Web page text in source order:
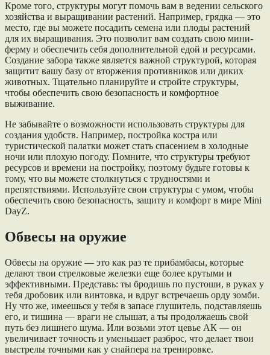
Кроме того, структуры могут помочь вам в ведении сельского
хозяйства и выращивании растений. Например, грядка — это
место, где вы можете посадить семена или плоды растений
для их выращивания. Это позволит вам создать свою мини-
ферму и обеспечить себя дополнительной едой и ресурсами.
Создание забора также является важной структурой, которая
защитит вашу базу от вторжения противников или диких
животных. Тщательно планируйте и стройте структуры,
чтобы обеспечить свою безопасность и комфортное
выживание.
Не забывайте о возможности использовать структуры для
создания удобств. Например, постройка костра или
туристической палатки может стать спасением в холодные
ночи или плохую погоду. Помните, что структуры требуют
ресурсов и времени на постройку, поэтому будьте готовы к
тому, что вы можете столкнуться с трудностями и
препятствиями. Используйте свои структуры с умом, чтобы
обеспечить свою безопасность, защиту и комфорт в мире Mini
DayZ.
Обвесы на оружие
Обвесы на оружие — это как раз те прибамбасы, которые
делают твои стрелковые железки еще более крутыми и
эффективными. Представь: ты бродишь по пустоши, в руках у
тебя дробовик или винтовка, и вдруг встречаешь орду зомби.
Ну что же, имеешься у тебя в запасе глушитель, подставляешь
его, и тишина — враги не слышат, а ты продолжаешь свой
путь без лишнего шума. Или возьми этот цевье АК — он
увеличивает точность и уменьшает разброс, что делает твои
выстрелы точными как у снайпера на тренировке.